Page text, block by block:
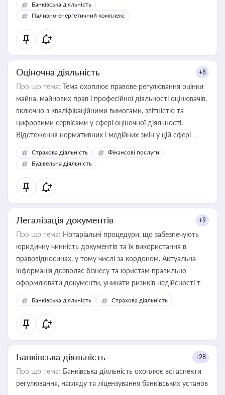
Банківська діяльність
Паливно-енергетичний комплекс
Оціночна діяльність +8
Про що тема: Тема охоплює правове регулювання оцінки
майна, майнових прав і професійної діяльності оцінювачів,
включно з кваліфікаційними вимогами, звітністю та
цифровими сервісами у сфері оціночної діяльності.
Відстеження нормативних і медійних змін у цій сфері
корисне для власника бізнесу, керівника, юриста або
бухгалтера під час оподаткування, приватизації, оренди
державного майна, корпоративних угод і перевірки
статусу суб'єктів оціночної діяльності
Страхова діяльність
Фінансові послуги
Будівельна діяльність
Легалізація документів +9
Про що тема: Нотаріальні процедури, що забезпечують
юридичну чинність документів та їх використання в
правовідносинах, у тому числі за кордоном. Актуальна
інформація дозволяє бізнесу та юристам правильно
оформлювати документи, уникати ризиків недійсності та
забезпечувати їх належне прийняття органами влади та
контрагентами
Банківська діяльність Страхова діяльність
Банківська діяльність +28
Про що тема: Банківська діяльність охоплює всі аспекти
регулювання, нагляду та ліцензування банківських установ